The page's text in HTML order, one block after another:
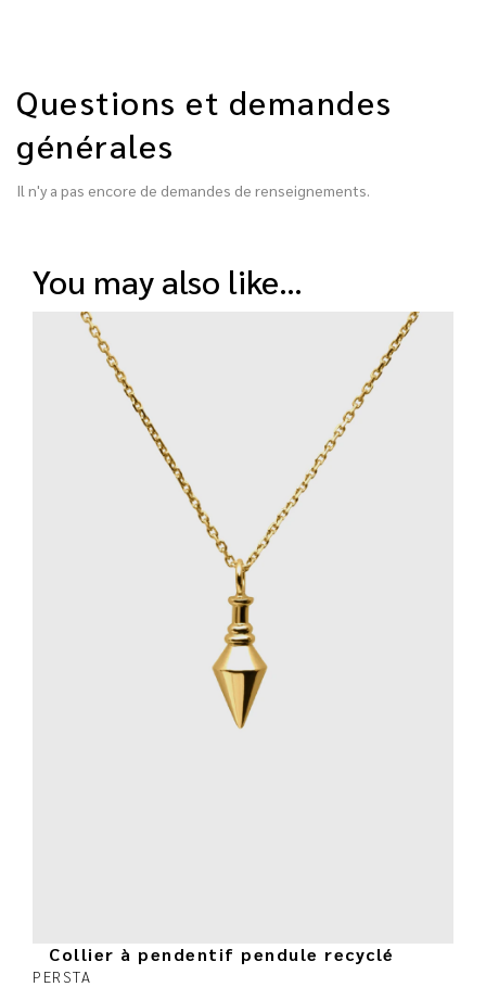
Questions et demandes
générales
Il n'y a pas encore de demandes de renseignements.
you may also like…
Collier à pendentif pendule recyclé
PERSTA